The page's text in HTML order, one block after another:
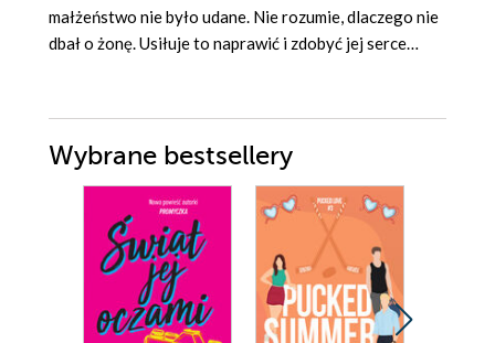
małżeństwo nie było udane. Nie rozumie, dlaczego nie
dbał o żonę. Usiłuje to naprawić i zdobyć jej serce…
Wybrane bestsellery